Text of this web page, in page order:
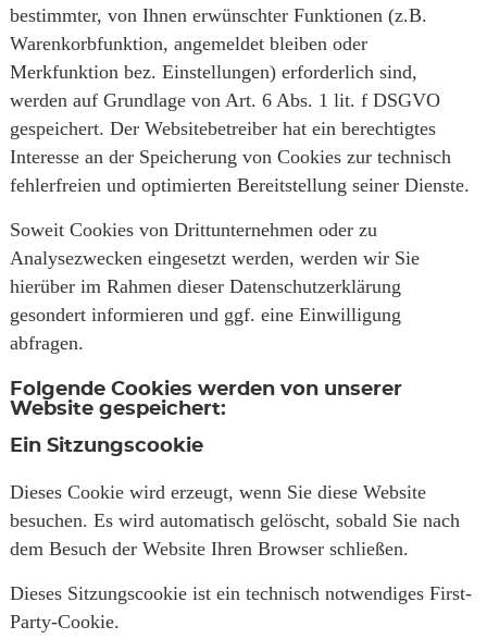
bestimmter, von Ihnen erwünschter Funktionen (z.B.
Warenkorbfunktion, angemeldet bleiben oder
Merkfunktion bez. Einstellungen) erforderlich sind,
werden auf Grundlage von Art. 6 Abs. 1 lit. f DSGVO
gespeichert. Der Websitebetreiber hat ein berechtigtes
Interesse an der Speicherung von Cookies zur technisch
fehlerfreien und optimierten Bereitstellung seiner Dienste.
Soweit Cookies von Drittunternehmen oder zu
Analysezwecken eingesetzt werden, werden wir Sie
hierüber im Rahmen dieser Datenschutzerklärung
gesondert informieren und ggf. eine Einwilligung
abfragen.
Folgende Cookies werden von unserer
Website gespeichert:
Ein Sitzungscookie
Dieses Cookie wird erzeugt, wenn Sie diese Website
besuchen. Es wird automatisch gelöscht, sobald Sie nach
dem Besuch der Website Ihren Browser schließen.
Dieses Sitzungscookie ist ein technisch notwendiges First-
Party-Cookie.